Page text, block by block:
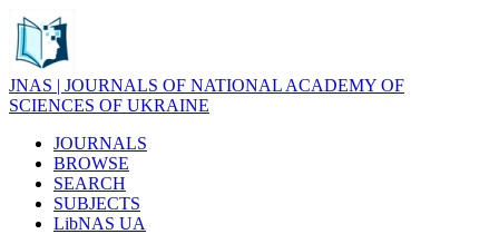
JNAS | JOURNALS OF NATIONAL ACADEMY OF
SCIENCES OF UKRAINE
JOURNALS
BROWSE
SEARCH
SUBJECTS
LibNAS UA